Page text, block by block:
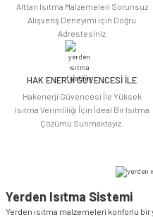
Alttan Isıtma Malzemeleri Sorunsuz
Alışveriş Deneyimi için Doğru
Adrestesiniz
HAK ENERJİ GÜVENCESİ İLE
Hakenerji Güvencesi İle Yüksek
Isıtma Verimliliği İçin İdeal Bir Isıtma
Çözümü Sunmaktayız.
Yerden Isıtma Sistemi
Yerden ısıtma malzemeleri konforlu